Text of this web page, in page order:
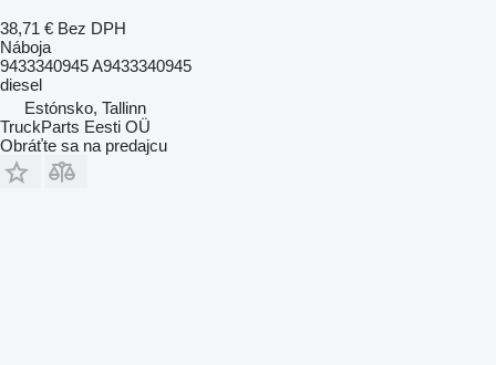
38,71 € Bez DPH
Náboja
9433340945 A9433340945
diesel
Estónsko, Tallinn
TruckParts Eesti OÜ
Obráťte sa na predajcu